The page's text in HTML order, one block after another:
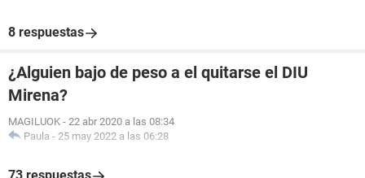
8 respuestas
¿Alguien bajo de peso a el quitarse el DIU
Mirena?
MAGILUOK - 22 abr 2020 a las 08:34
Paula - 25 may 2022 a las 06:28